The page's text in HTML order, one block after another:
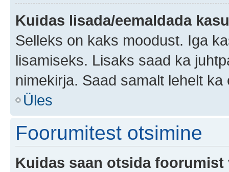
Kuidas lisada/eemaldada
Selleks on kaks moodust. Iga
lisamiseks. Lisaks saad ka
nimekirja. Saad samalt lehelt ka
Üles
Foorumitest otsimine
Kuidas saan otsida